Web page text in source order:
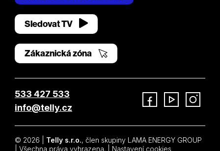
Sledovat TV
Zákaznická zóna
533 427 533
info@telly.cz
© 2026 | Telly s.r.o., člen skupiny LAMA ENERGY GROUP
| Všechna práva vyhrazena. | Nastavení cookies